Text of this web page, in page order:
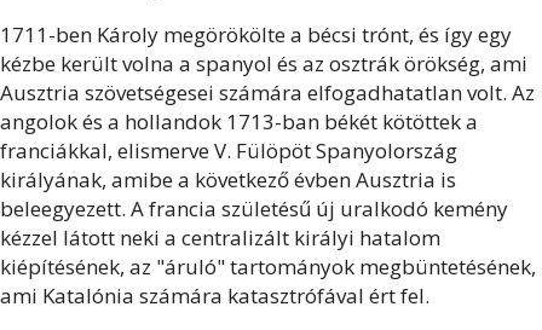
1711-ben Károly megörökölte a bécsi trónt, és így egy
kézbe került volna a spanyol és az osztrák örökség, ami
Ausztria szövetségesei számára elfogadhatatlan volt. Az
angolok és a hollandok 1713-ban békét kötöttek a
franciákkal, elismerve V. Fülöpöt Spanyolország
királyának, amibe a következő évben Ausztria is
beleegyezett. A francia születésű új uralkodó kemény
kézzel látott neki a centralizált királyi hatalom
kiépítésének, az "áruló" tartományok megbüntetésének,
ami Katalónia számára katasztrófával ért fel.